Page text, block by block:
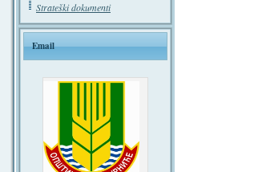
Strateški dokumenti
Email